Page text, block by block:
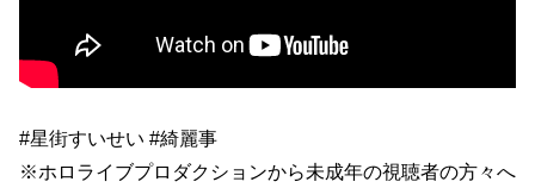
#星街すいせい #綺麗事
※ホロライブプロダクションから未成年の視聴者の方々へ